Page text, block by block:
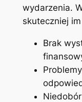
wydarzenia.
skuteczniej
Brak